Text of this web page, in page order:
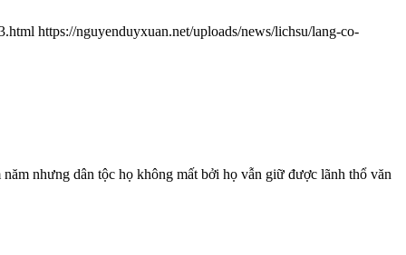
https://nguyenduyxuan.net/uploads/news/lichsu/lang-co-
nhưng dân tộc họ không mất bởi họ vẫn giữ được lãnh thổ văn